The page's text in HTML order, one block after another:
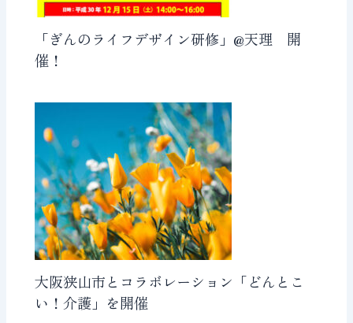
「ぎんのライフデザイン研修」@天理 開
催！
大阪狭山市とコラボレーション「どんとこ
い！介護」を開催